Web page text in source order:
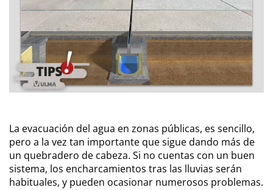
La evacuación del agua en zonas públicas, es sencillo,
pero a la vez tan importante que sigue dando más de
un quebradero de cabeza. Si no cuentas con un buen
sistema, los encharcamientos tras las lluvias serán
habituales, y pueden ocasionar numerosos problemas.